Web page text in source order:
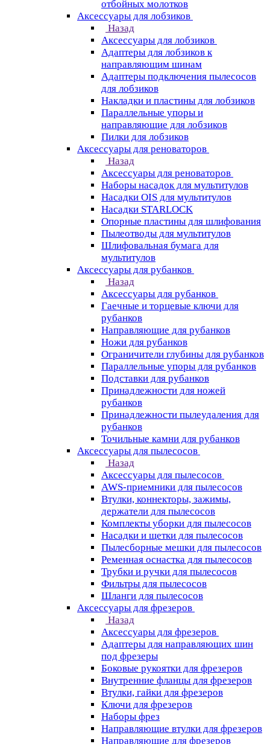
отбойных молотков
Аксессуары для лобзиков
Назад
Аксессуары для лобзиков
Адаптеры для лобзиков к
направляющим шинам
Адаптеры подключения пылесосов
для лобзиков
Накладки и пластины для лобзиков
Параллельные упоры и
направляющие для лобзиков
Пилки для лобзиков
Аксессуары для реноваторов
Назад
Аксессуары для реноваторов
Наборы насадок для мультитулов
Насадки OIS для мультитулов
Насадки STARLOCK
Опорные пластины для шлифования
Пылеотводы для мультитулов
Шлифовальная бумага для
мультитулов
Аксессуары для рубанков
Назад
Аксессуары для рубанков
Гаечные и торцевые ключи для
рубанков
Направляющие для рубанков
Ножи для рубанков
Ограничители глубины для рубанков
Параллельные упоры для рубанков
Подставки для рубанков
Принадлежности для ножей
рубанков
Принадлежности пылеудаления для
рубанков
Точильные камни для рубанков
Аксессуары для пылесосов
Назад
Аксессуары для пылесосов
AWS-приемники для пылесосов
Втулки, коннекторы, зажимы,
держатели для пылесосов
Комплекты уборки для пылесосов
Насадки и щетки для пылесосов
Пылесборные мешки для пылесосов
Ременная оснастка для пылесосов
Трубки и ручки для пылесосов
Фильтры для пылесосов
Шланги для пылесосов
Аксессуары для фрезеров
Назад
Аксессуары для фрезеров
Адаптеры для направляющих шин
под фрезеры
Боковые рукоятки для фрезеров
Внутренние фланцы для фрезеров
Втулки, гайки для фрезеров
Ключи для фрезеров
Наборы фрез
Направляющие втулки для фрезеров
Направляющие для фрезеров